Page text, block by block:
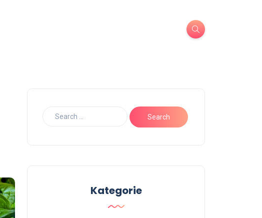
Kategorie